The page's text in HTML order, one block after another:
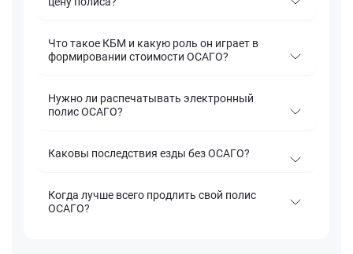
Что такое КБМ и какую роль он играет в
формировании стоимости ОСАГО?
Нужно ли распечатывать электронный
полис ОСАГО?
Каковы последствия езды без ОСАГО?
Когда лучше всего продлить свой полис
ОСАГО?